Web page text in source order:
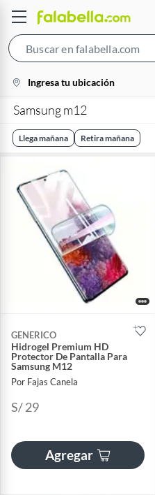
location-
icon
Ingresa tu ubicación
Samsung m12
Llega mañana Retira mañana
GENERICO
Hidrogel Premium HD
Protector De Pantalla Para
Samsung M12
Por Fajas Canela
S/ 29
Agregar